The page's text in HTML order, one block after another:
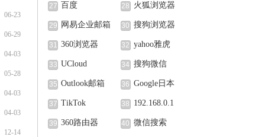
06-23
06-29
04-03
05-28
04-03
04-03
12-14
27 百度 28 火狐浏览器
29 网易企业邮箱 30 搜狗浏览器
31 360浏览器 32 yahoo雅虎
33 UCloud 34 搜狗微信
35 Outlook邮箱 36 Google日本
37 TikTok 38 192.168.0.1
39 360路由器 40 微信搜索